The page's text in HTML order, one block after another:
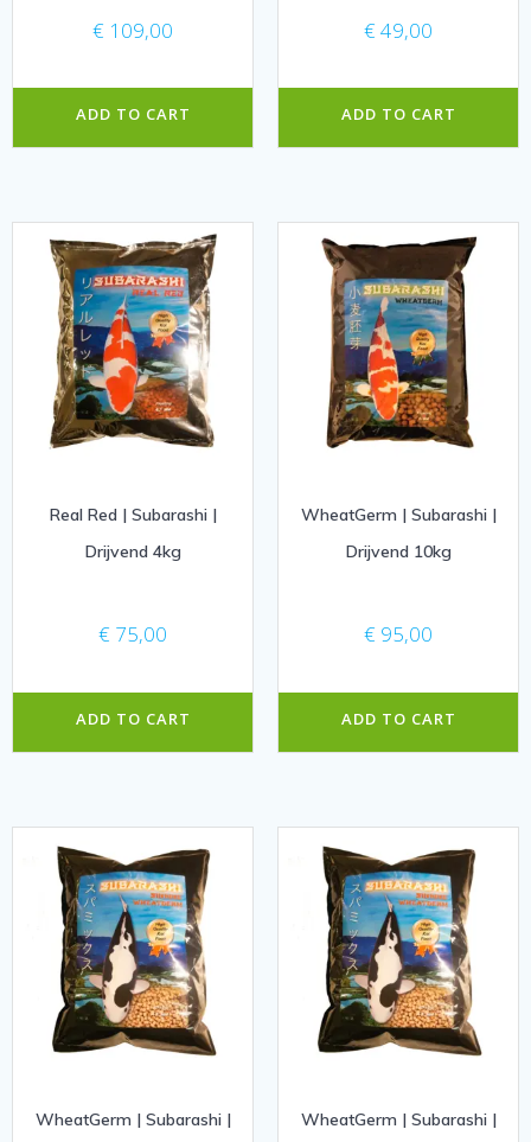
€ 109,00
ADD TO CART
€ 49,00
ADD TO CART
Real Red | Subarashi |
Drijvend 4kg
€ 75,00
ADD TO CART
WheatGerm | Subarashi |
Drijvend 10kg
€ 95,00
ADD TO CART
WheatGerm | Subarashi |
WheatGerm | Subarashi |